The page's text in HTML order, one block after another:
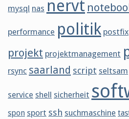
mysql nas nervt
performance politik postfix
projekt projektmanagement
rsync saarland script seltsam
service shell sicherheit
spon sport ssh suchmaschine